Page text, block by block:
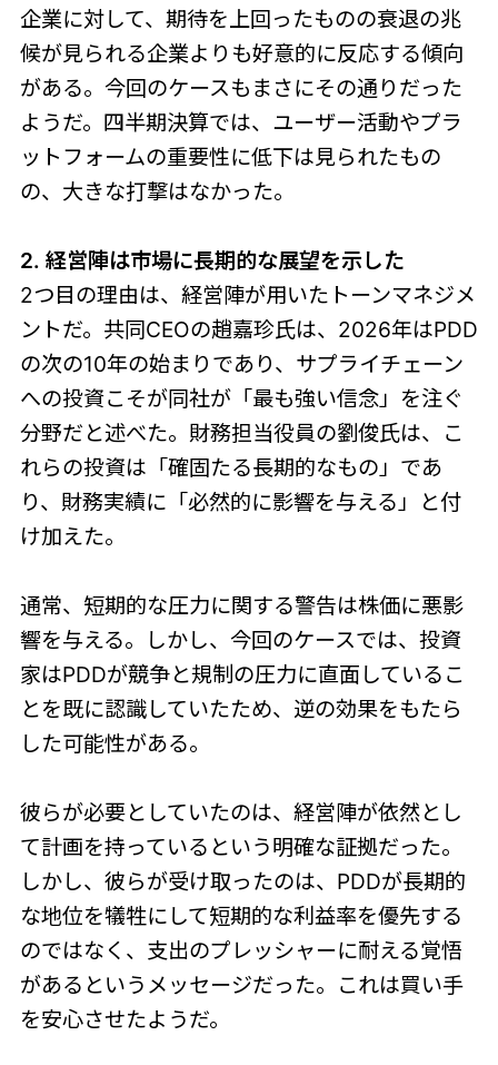
企業に対して、期待を上回ったものの衰退の兆
候が見られる企業よりも好意的に反応する傾向
がある。今回のケースもまさにその通りだった
ようだ。四半期決算では、ユーザー活動やプラ
ットフォームの重要性に低下は見られたもの
の、大きな打撃はなかった。
2. 経営陣は市場に長期的な展望を示した
2つ目の理由は、経営陣が用いたトーンマネジメ
ントだ。共同CEOの趙嘉珍氏は、2026年はPDD
の次の10年の始まりであり、サプライチェーン
への投資こそが同社が「最も強い信念」を注ぐ
分野だと述べた。財務担当役員の劉俊氏は、こ
れらの投資は「確固たる長期的なもの」であ
り、財務実績に「必然的に影響を与える」と付
け加えた。
通常、短期的な圧力に関する警告は株価に悪影
響を与える。しかし、今回のケースでは、投資
家はPDDが競争と規制の圧力に直面しているこ
とを既に認識していたため、逆の効果をもたら
した可能性がある。
彼らが必要としていたのは、経営陣が依然とし
て計画を持っているという明確な証拠だった。
しかし、彼らが受け取ったのは、PDDが長期的
な地位を犠牲にして短期的な利益率を優先する
のではなく、支出のプレッシャーに耐える覚悟
があるというメッセージだった。これは買い手
を安心させたようだ。